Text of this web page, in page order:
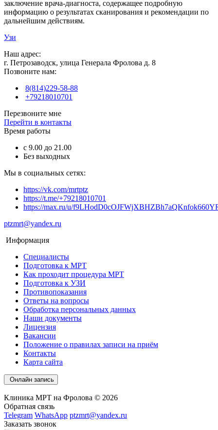
заключение врача-диагноста, содержащее подробную
информацию о результатах сканирования и рекомендации по
дальнейшим действиям.
Узи
Наш адрес:
г. Петрозаводск, улица Генерала Фролова д. 8
Позвоните нам:
8(814)229-58-88
+79218010701
Перезвоните мне
Перейти в контакты
Время работы
с 9.00 до 21.00
Без выходных
Мы в социальных сетях:
https://vk.com/mrtptz
https://t.me/+79218010701
https://max.ru/u/
ptzmrt@yandex.ru
Информация
Специалисты
Подготовка к МРТ
Как проходит процедура МРТ
Подготовка к УЗИ
Противопоказания
Ответы на вопросы
Обработка персональных данных
Наши документы
Лицензия
Вакансии
Положение о правилах записи на приём
Контакты
Карта сайта
Онлайн запись
Клиника МРТ на Фролова © 2026
Обратная связь
Telegram WhatsApp ptzmrt@yandex.ru
Заказать звонок